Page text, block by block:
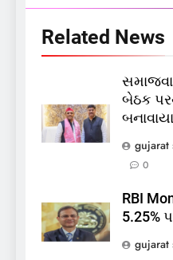
Related News
બેઠક
gujarat
0
RBI
5.25%
gujarat
5
લાપતા
6